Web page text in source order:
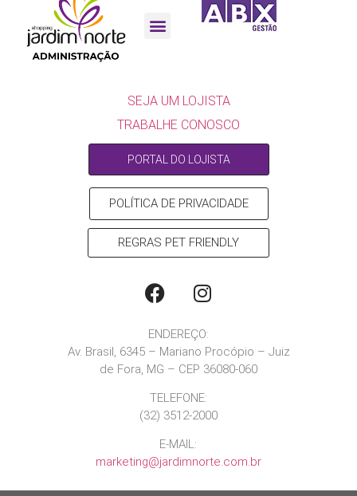
SEJA UM LOJISTA
TRABALHE CONOSCO
PORTAL DO LOJISTA
POLÍTICA DE PRIVACIDADE
REGRAS PET FRIENDLY
ENDEREÇO:
Av. Brasil, 6345 – Mariano Procópio – Juiz
de Fora, MG – CEP 36080-060
TELEFONE:
(32) 3512-2000
E-MAIL:
marketing@jardimnorte.com.br